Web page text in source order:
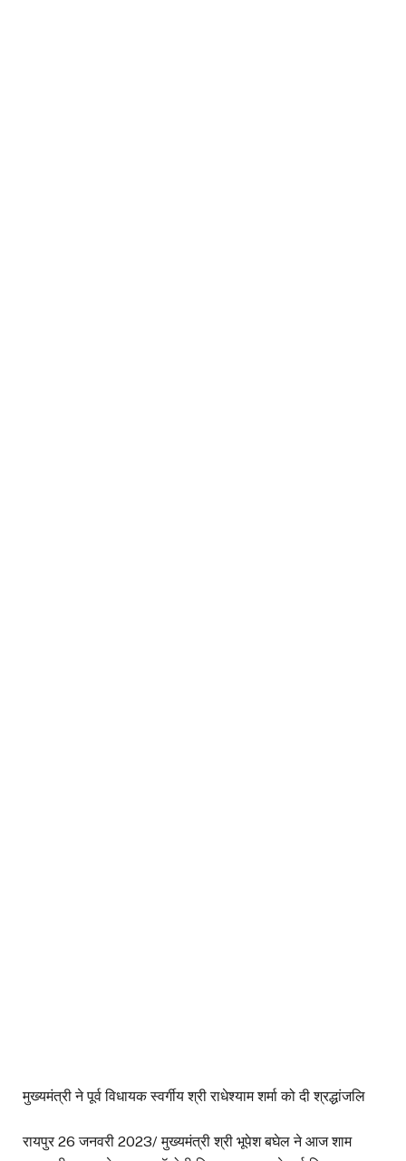
मुख्यमंत्री ने पूर्व विधायक स्वर्गीय श्री राधेश्याम शर्मा को दी श्रद्धांजलि
रायपुर 26 जनवरी 2023/ मुख्यमंत्री श्री भूपेश बघेल ने आज शाम